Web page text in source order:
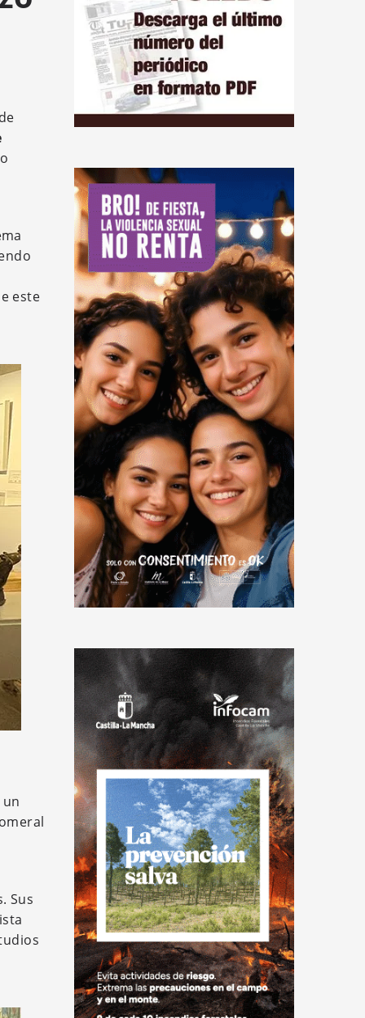
este
Sus